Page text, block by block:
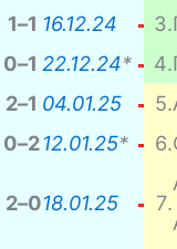
1–1 16.12.24 3.
0–1 22.12.24* 4.
2–1 04.01.25 5.
0–212.01.25* 6.
2–018.01.25 7.